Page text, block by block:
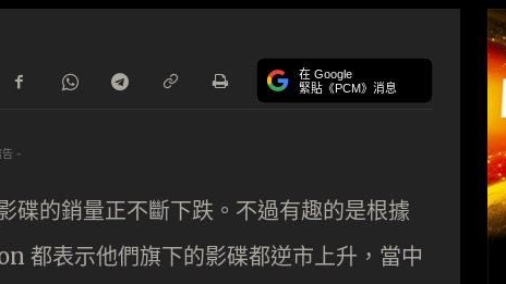
在 Google
緊貼《PCM》消息
告 -
的銷量正不斷下跌。不過有趣的是根據
表示他們旗下的影碟都逆市上升，當中